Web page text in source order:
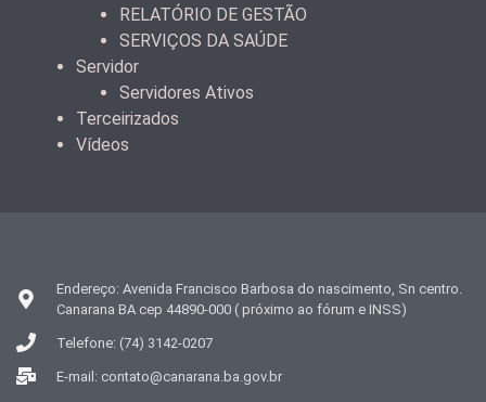
RELATÓRIO DE GESTÃO
SERVIÇOS DA SAÚDE
Servidor
Servidores Ativos
Terceirizados
Vídeos
Endereço: Avenida Francisco Barbosa do nascimento, Sn centro.
Canarana BA cep 44890-000 ( próximo ao fórum e INSS)
Telefone: (74) 3142-0207
E-mail: contato@canarana.ba.gov.br